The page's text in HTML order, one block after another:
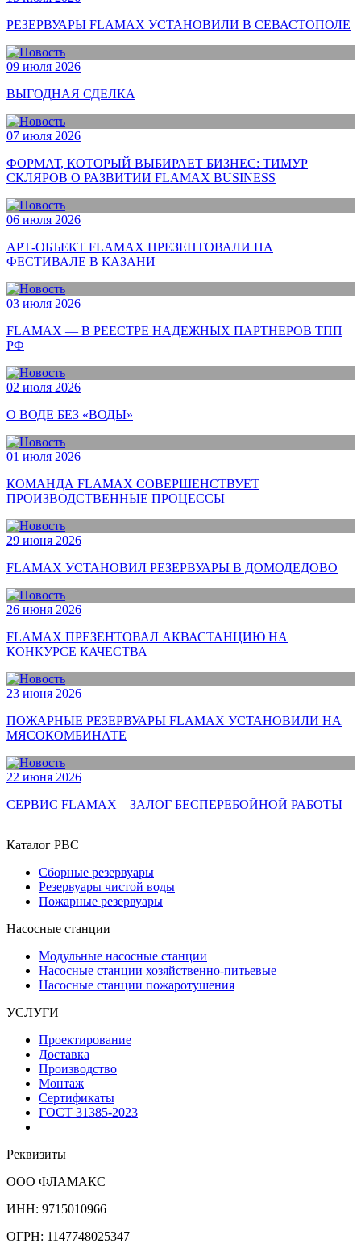
РЕЗЕРВУАРЫ FLAMAX УСТАНОВИЛИ В СЕВАСТОПОЛЕ
09 июля 2026
ВЫГОДНАЯ СДЕЛКА
07 июля 2026
ФОРМАТ, КОТОРЫЙ ВЫБИРАЕТ БИЗНЕС: ТИМУР
СКЛЯРОВ О РАЗВИТИИ FLAMAX BUSINESS
06 июля 2026
АРТ-ОБЪЕКТ FLAMAX ПРЕЗЕНТОВАЛИ НА
ФЕСТИВАЛЕ В КАЗАНИ
03 июля 2026
FLAMAX — В РЕЕСТРЕ НАДЕЖНЫХ ПАРТНЕРОВ ТПП
РФ
02 июля 2026
О ВОДЕ БЕЗ «ВОДЫ»
01 июля 2026
КОМАНДА FLAMAX СОВЕРШЕНСТВУЕТ
ПРОИЗВОДСТВЕННЫЕ ПРОЦЕССЫ
29 июня 2026
FLAMAX УСТАНОВИЛ РЕЗЕРВУАРЫ В ДОМОДЕДОВО
26 июня 2026
FLAMAX ПРЕЗЕНТОВАЛ АКВАСТАНЦИЮ НА
КОНКУРСЕ КАЧЕСТВА
23 июня 2026
ПОЖАРНЫЕ РЕЗЕРВУАРЫ FLAMAX УСТАНОВИЛИ НА
МЯСОКОМБИНАТЕ
22 июня 2026
СЕРВИС FLAMAX – ЗАЛОГ БЕСПЕРЕБОЙНОЙ РАБОТЫ
Каталог РВС
Сборные резервуары
Резервуары чистой воды
Пожарные резервуары
Насосные станции
Модульные насосные станции
Насосные станции хозяйственно-питьевые
Насосные станции пожаротушения
УСЛУГИ
Проектирование
Доставка
Производство
Монтаж
Сертификаты
ГОСТ 31385-2023
Реквизиты
ООО ФЛАМАКС
ИНН: 9715010966
ОГРН: 1147748025347